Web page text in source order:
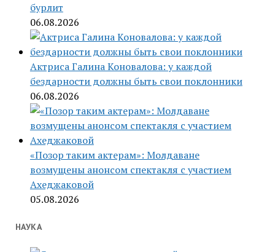
бурлит
06.08.2026
Актриса Галина Коновалова: у каждой
бездарности должны быть свои поклонники
06.08.2026
«Позор таким актерам»: Молдаване
возмущены анонсом спектакля с участием
Ахеджаковой
05.08.2026
НАУКА